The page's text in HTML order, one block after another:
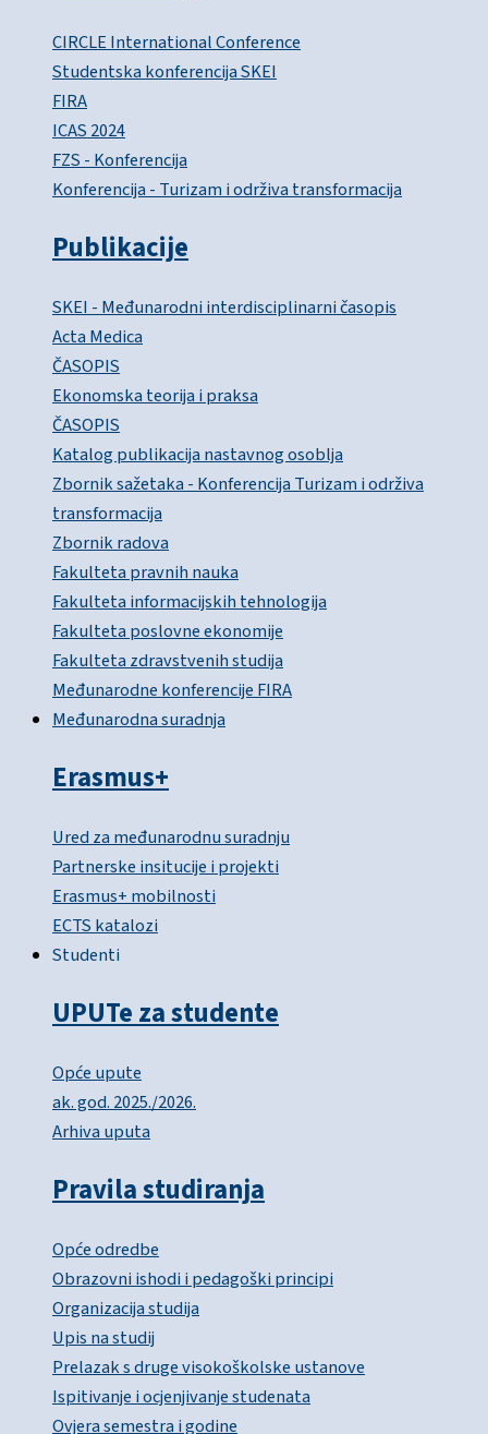
CIRCLE International Conference
Studentska konferencija SKEI
FIRA
ICAS 2024
FZS - Konferencija
Konferencija - Turizam i održiva transformacija
Publikacije
SKEI - Međunarodni interdisciplinarni časopis
Acta Medica
ČASOPIS
Ekonomska teorija i praksa
ČASOPIS
Katalog publikacija nastavnog osoblja
Zbornik sažetaka - Konferencija Turizam i održiva
transformacija
Zbornik radova
Fakulteta pravnih nauka
Fakulteta informacijskih tehnologija
Fakulteta poslovne ekonomije
Fakulteta zdravstvenih studija
Međunarodne konferencije FIRA
Međunarodna suradnja
Erasmus+
Ured za međunarodnu suradnju
Partnerske insitucije i projekti
Erasmus+ mobilnosti
ECTS katalozi
Studenti
UPUTe za studente
Opće upute
ak. god. 2025./2026.
Arhiva uputa
Pravila studiranja
Opće odredbe
Obrazovni ishodi i pedagoški principi
Organizacija studija
Upis na studij
Prelazak s druge visokoškolske ustanove
Ispitivanje i ocjenjivanje studenata
Ovjera semestra i godine